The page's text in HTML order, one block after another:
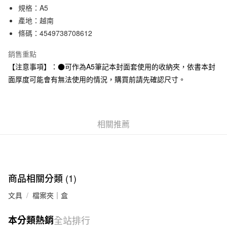
合作金庫商業銀行
華南商業銀行
上海商業儲蓄銀行
臺灣中小企業銀行
匯豐（台灣）商業銀行
華泰商業銀行
聯邦商業銀行
遠東國際商業銀行
元大商業銀行
永豐商業銀行
超商取貨付款
LINE Pay
Apple Pay
街口支付
悠遊付
每筆NT$65，滿NT$1,000(含以上)免運費
7-11取貨付款
規格：A5
產地：越南
條碼：4549738708612
銷售重點
【注意事項】：●可作為A5筆記本封面套使用的收納夾，依書本封
面厚度可能會有無法使用的情況，購買前請先確認尺寸。
相關推薦
商品相關分類 (1)
文具 檔案夾｜盒
本分類熱銷全站排行